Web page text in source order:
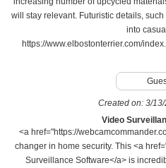
will stay relevant. Futuristic details,
into
https://www.elbostonterrier.com/
Created on: 3/
Video
<a href="https://
changer in home security. This <a
Surveillance Software</a> is